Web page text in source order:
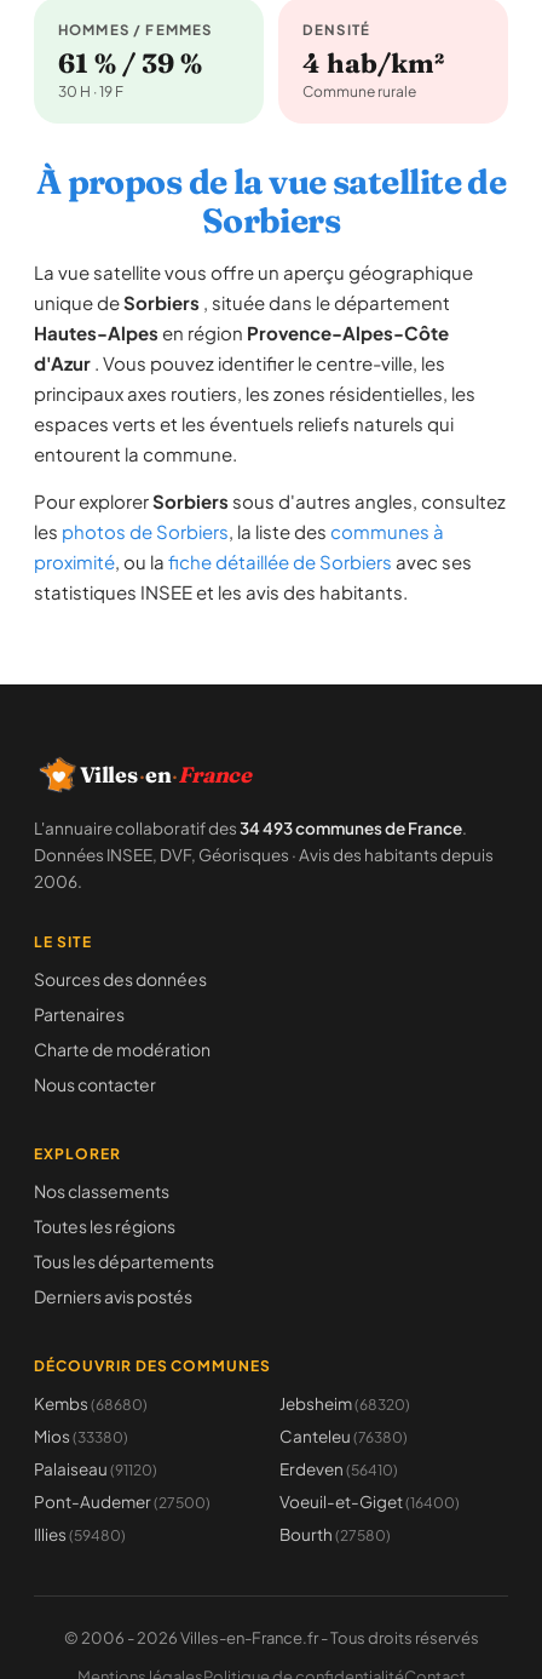
HOMMES / FEMMES
61 % / 39 %
30 H · 19 F
DENSITÉ
4 hab/km²
Commune rurale
À propos de la vue satellite de
Sorbiers
La vue satellite vous offre un aperçu géographique
unique deSorbiers , située dans le département
Hautes-Alpes en région Provence-Alpes-Côte
d'Azur . Vous pouvez identifier le centre-ville, les
principaux axes routiers, les zones résidentielles, les
espaces verts et les éventuels reliefs naturels qui
entourent la commune.
Pour explorerSorbiers sous d'autres angles, consultez
les photos de Sorbiers, la liste des communes à
proximité, ou la fiche détaillée de Sorbiers avec ses
statistiques INSEE et les avis des habitants.
Villes·en·France
L'annuaire collaboratif des34 493 communes de France.
Données INSEE, DVF, Géorisques · Avis des habitants depuis
2006.
LE SITE
Sources des données
Partenaires
Charte de modération
Nous contacter
EXPLORER
Nos classements
Toutes les régions
Tous les départements
Derniers avis postés
DÉCOUVRIR DES COMMUNES
Kembs (68680) Jebsheim(68320)
Mios (33380) Canteleu (76380)
Palaiseau (91120) Erdeven (56410)
Pont-Audemer(27500) Voeuil-et-Giget(16400)
Illies (59480) Bourth (27580)
© 2006 - 2026 Villes-en-France.fr - Tous droits réservés